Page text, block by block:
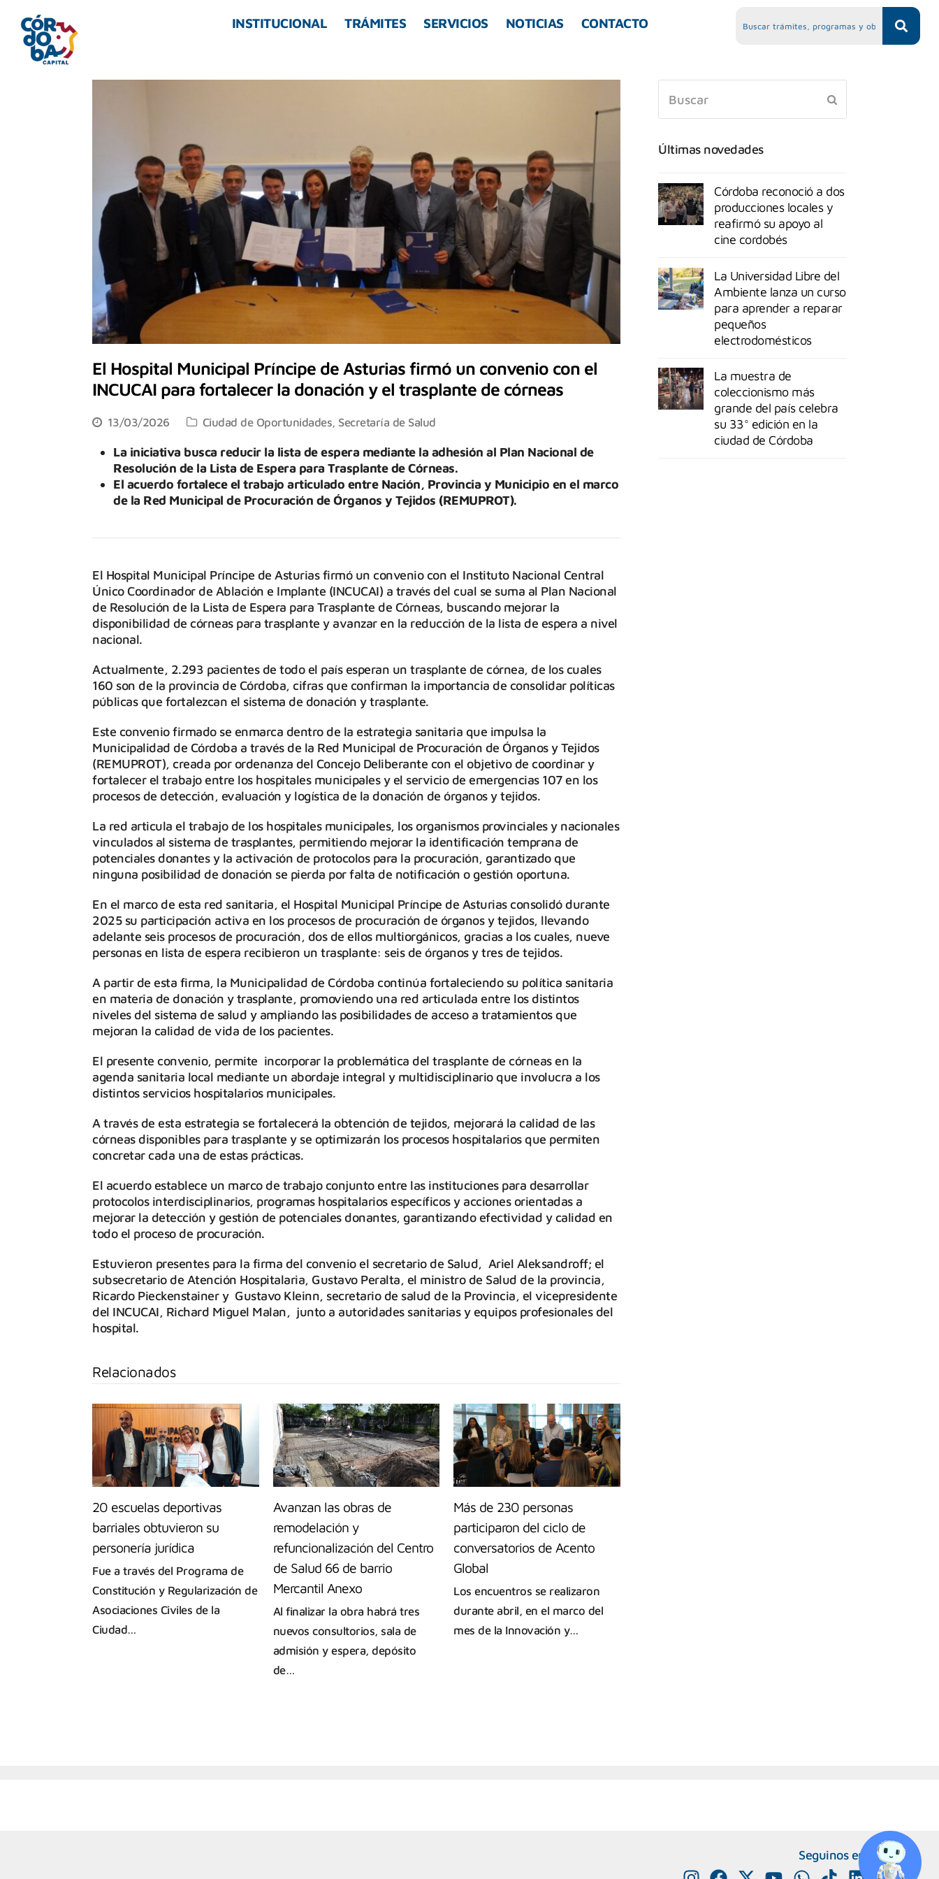
INSTITUCIONAL TRÁMITES SERVICIOS NOTICIAS CONTACTO
El Hospital Municipal Príncipe de Asturias firmó un convenio con el
INCUCAI para fortalecer la donación y el trasplante de córneas
13/03/2026 Ciudad de Oportunidades, Secretaría de Salud
La iniciativa busca reducir la lista de espera mediante la adhesión al Plan Nacional de
Resolución de la Lista de Espera para Trasplante de Córneas.
El acuerdo fortalece el trabajo articulado entre Nación, Provincia y Municipio en el marco
de la Red Municipal de Procuración de Órganos y Tejidos (REMUPROT).
El Hospital Municipal Príncipe de Asturias firmó un convenio con el Instituto Nacional Central
Único Coordinador de Ablación e Implante (INCUCAI) a través del cual se suma al Plan Nacional
de Resolución de la Lista de Espera para Trasplante de Córneas, buscando mejorar la
disponibilidad de córneas para trasplante y avanzar en la reducción de la lista de espera a nivel
nacional.
Actualmente, 2.293 pacientes de todo el país esperan un trasplante de córnea, de los cuales
160 son de la provincia de Córdoba, cifras que confirman la importancia de consolidar políticas
públicas que fortalezcan el sistema de donación y trasplante.
Este convenio firmado se enmarca dentro de la estrategia sanitaria que impulsa la
Municipalidad de Córdoba a través de la Red Municipal de Procuración de Órganos y Tejidos
(REMUPROT), creada por ordenanza del Concejo Deliberante con el objetivo de coordinar y
fortalecer el trabajo entre los hospitales municipales y el servicio de emergencias 107 en los
procesos de detección, evaluación y logística de la donación de órganos y tejidos.
La red articula el trabajo de los hospitales municipales, los organismos provinciales y nacionales
vinculados al sistema de trasplantes, permitiendo mejorar la identificación temprana de
potenciales donantes y la activación de protocolos para la procuración, garantizado que
ninguna posibilidad de donación se pierda por falta de notificación o gestión oportuna.
En el marco de esta red sanitaria, el Hospital Municipal Príncipe de Asturias consolidó durante
2025 su participación activa en los procesos de procuración de órganos y tejidos, llevando
adelante seis procesos de procuración, dos de ellos multiorgánicos, gracias a los cuales, nueve
personas en lista de espera recibieron un trasplante: seis de órganos y tres de tejidos.
A partir de esta firma, la Municipalidad de Córdoba continúa fortaleciendo su política sanitaria
en materia de donación y trasplante, promoviendo una red articulada entre los distintos
niveles del sistema de salud y ampliando las posibilidades de acceso a tratamientos que
mejoran la calidad de vida de los pacientes.
El presente convenio, permite incorporar la problemática del trasplante de córneas en la
agenda sanitaria local mediante un abordaje integral y multidisciplinario que involucra a los
distintos servicios hospitalarios municipales.
A través de esta estrategia se fortalecerá la obtención de tejidos, mejorará la calidad de las
córneas disponibles para trasplante y se optimizarán los procesos hospitalarios que permiten
concretar cada una de estas prácticas.
El acuerdo establece un marco de trabajo conjunto entre las instituciones para desarrollar
protocolos interdisciplinarios, programas hospitalarios específicos y acciones orientadas a
mejorar la detección y gestión de potenciales donantes, garantizando efectividad y calidad en
todo el proceso de procuración.
Estuvieron presentes para la firma del convenio el secretario de Salud, Ariel Aleksandroff; el
subsecretario de Atención Hospitalaria, Gustavo Peralta, el ministro de Salud de la provincia,
Ricardo Pieckenstainer y Gustavo Kleinn, secretario de salud de la Provincia, el vicepresidente
del INCUCAI, Richard Miguel Malan, junto a autoridades sanitarias y equipos profesionales del
hospital.
Relacionados
20 escuelas deportivas
barriales obtuvieron su
personería jurídica
Fue a través del Programa de
Constitución y Regularización de
Asociaciones Civiles de la
Ciudad…
Avanzan las obras de
remodelación y
refuncionalización del Centro
de Salud 66 de barrio
Mercantil Anexo
Al finalizar la obra habrá tres
nuevos consultorios, sala de
admisión y espera, depósito
de…
Más de 230 personas
participaron del ciclo de
conversatorios de Acento
Global
Los encuentros se realizaron
durante abril, en el marco del
mes de la Innovación y…
Últimas novedades
Córdoba reconoció a dos
producciones locales y
reafirmó su apoyo al
cine cordobés
La Universidad Libre del
Ambiente lanza un curso
para aprender a reparar
pequeños
electrodomésticos
La muestra de
coleccionismo más
grande del país celebra
su 33° edición en la
ciudad de Córdoba
Seguinos en